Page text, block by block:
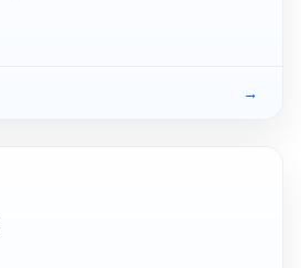
→